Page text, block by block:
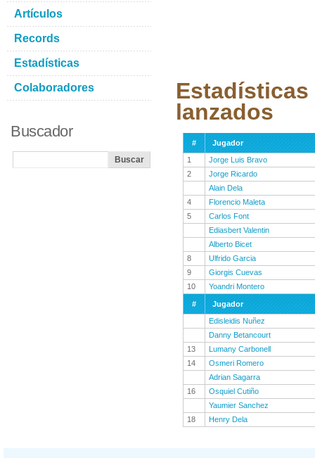
lanzados
#
Jugador
1
Jorge Luis Bravo
2
Jorge Ricardo
Alain Dela
4
Florencio Maleta
5
Carlos Font
Ediasbert Valentin
Alberto Bicet
8
Ulfrido Garcia
9
Giorgis Cuevas
10
Yoandri Montero
#
Jugador
Edisleidis Nuñez
Danny Betancourt
13
Lumany Carbonell
14
Osmeri Romero
Adrian Sagarra
16
Osquiel Cutiño
Yaumier Sanchez
18
Henry Dela
Artículos
Records
Estadísticas
Colaboradores
Buscador